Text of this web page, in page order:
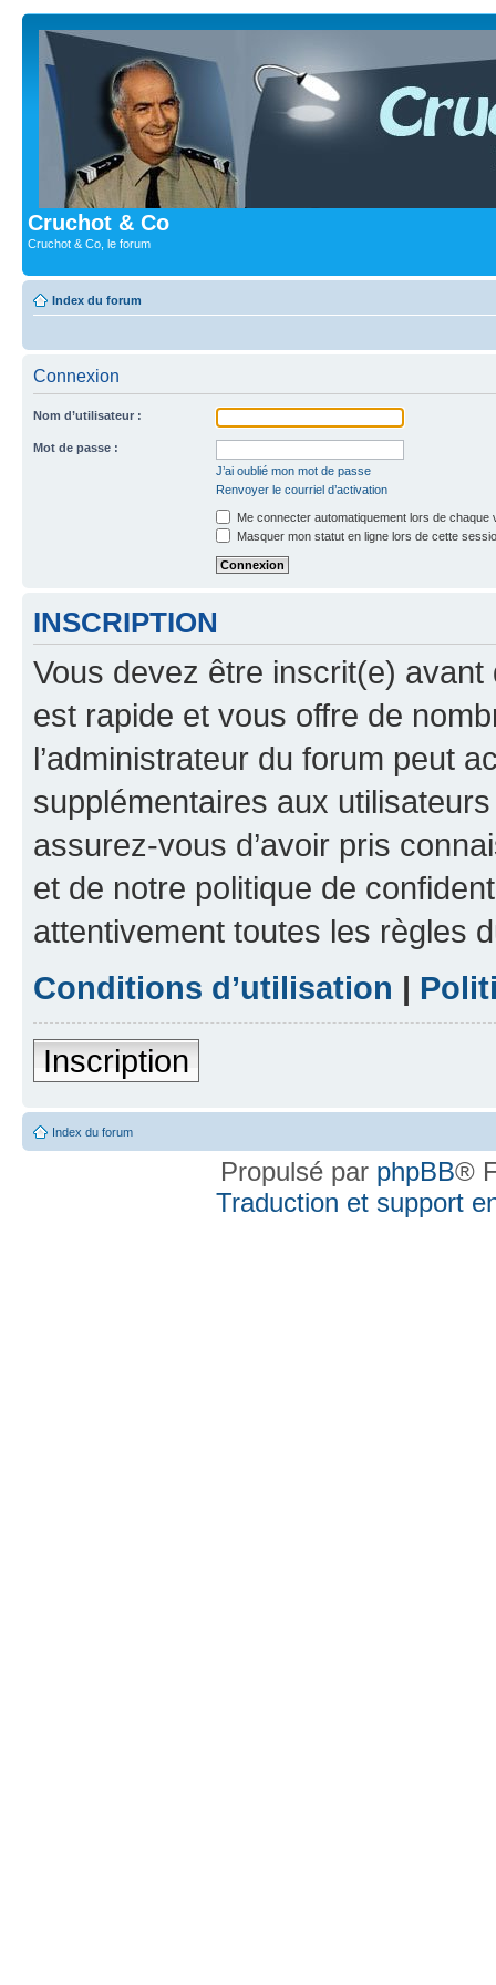
Cruchot & Co
Cruchot & Co, le forum
Index du forum
Connexion
Nom d’utilisateur :
Mot de passe :
J’ai oublié mon mot de passe
Renvoyer le courriel d’activation
Me connecter automatiquement lors de chaque
Masquer mon statut en ligne lors de cette
INSCRIPTION
Vous devez être inscrit(e) avant
est rapide et vous offre de
l’administrateur du forum peut
supplémentaires aux
assurez-vous d’avoir pris
et de notre politique de
attentivement toutes les règles
Conditions d’utilisation |
Inscription
Index du forum
Propulsé par phpBB®
Traduction et support